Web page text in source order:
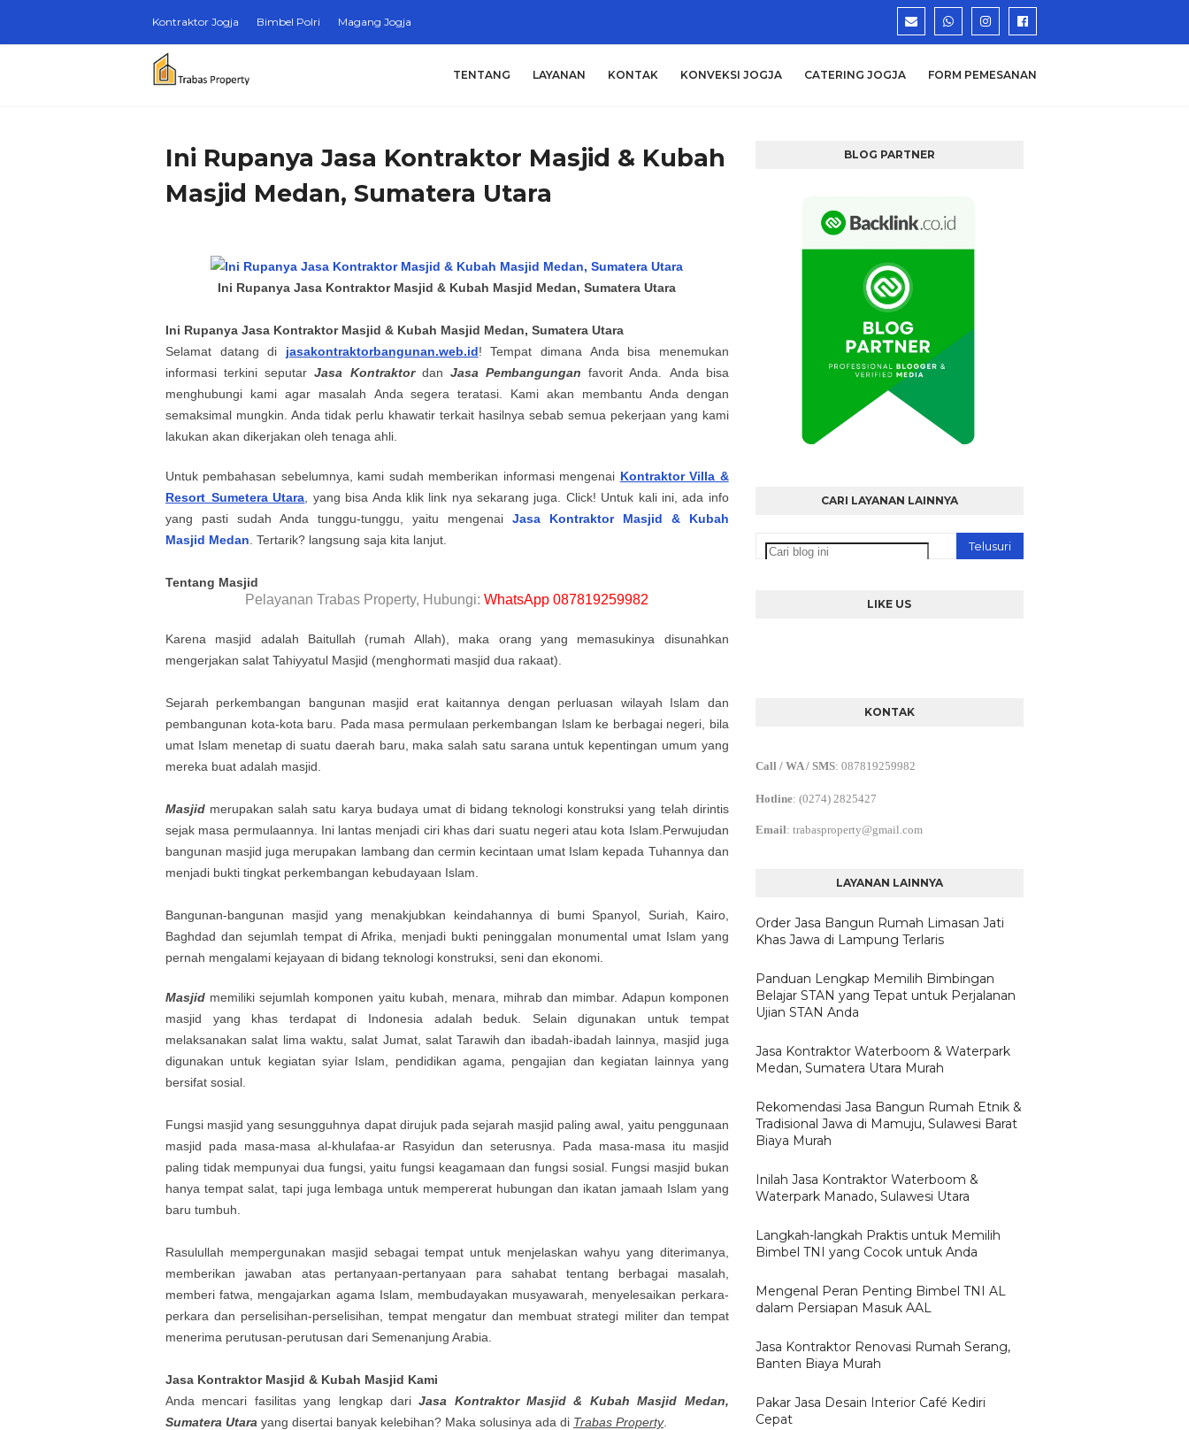
Kontraktor Jogja Bimbel Polri Magang Jogja
TENTANG LAYANAN KONTAK KONVEKSI JOGJA CATERING JOGJA FORM PEMESANAN
Ini Rupanya Jasa Kontraktor Masjid & Kubah
Masjid Medan, Sumatera Utara
Ini Rupanya Jasa Kontraktor Masjid & Kubah Masjid Medan, Sumatera Utara
Ini Rupanya Jasa Kontraktor Masjid & Kubah Masjid Medan, Sumatera Utara
Selamat datangdi jasakontraktorbangunan.web.id! Tempat dimana Anda bisa menemukan
informasi terkini seputarJasa Kontraktor dan Jasa Pembangungan favorit Anda.
Anda bisa
menghubungi kami agar masalah Andasegera teratasi. Kami akan membantu Anda dengan
semaksimal mungkin. Anda tidak perlu khawatir terkait hasilnya sebab semua pekerjaan yang kami
lakukan akan dikerjakan oleh tenaga ahli.
Untuk pembahasan sebelumnya, kami sudah memberikan informasi mengenai Kontraktor Villa &
Resort Sumetera Utara , yang bisa Anda klik link nya sekarang juga. Click! Untuk kali ini, ada info
yang pasti sudah Anda tunggu-tunggu, yaitu mengenai Jasa Kontraktor Masjid & Kubah
Masjid Medan . Tertarik? langsung saja kita lanjut.
Tentang Masjid
Pelayanan Trabas Property, Hubungi:WhatsApp 087819259982
Karena masjid adalah Baitullah (rumah Allah), maka orang yang memasukinya disunahkan
mengerjakan salat Tahiyyatul Masjid (menghormati masjid dua rakaat).
Sejarah perkembangan bangunan masjid erat kaitannya dengan perluasan wilayah Islam dan
pembangunan kota-kota baru. Pada masa permulaan perkembangan Islam ke berbagai negeri, bila
umat Islam menetap di suatu daerah baru, maka salah satu sarana untuk kepentingan umum yang
mereka buat adalah masjid.
Masjid merupakan salah satu karya budaya umat di bidang teknologi konstruksi yang telah dirintis
sejak masa permulaannya. Ini lantas menjadi ciri khas dari suatu negeri atau kota Islam.Perwujudan
bangunan masjid juga merupakan lambang dan cermin kecintaan umat Islam kepada Tuhannya dan
menjadi bukti tingkat perkembangan kebudayaan Islam.
Bangunan-bangunan masjid yang menakjubkan keindahannya di bumi Spanyol, Suriah, Kairo,
Baghdad dan sejumlah tempat di Afrika, menjadi bukti peninggalan monumental umat Islam yang
pernah mengalami kejayaan di bidang teknologi konstruksi, seni dan ekonomi.
Masjid memiliki sejumlah komponen yaitu kubah, menara, mihrab dan mimbar. Adapun komponen
masjid yang khas terdapat di Indonesia adalah beduk. Selain digunakan untuk tempat
melaksanakan salat lima waktu, salat Jumat, salat Tarawih dan ibadah-ibadah lainnya, masjid juga
digunakan untuk kegiatan syiar Islam, pendidikan agama, pengajian dan kegiatan lainnya yang
bersifat sosial.
Fungsi masjid yang sesungguhnya dapat dirujuk pada sejarah masjid paling awal, yaitu penggunaan
masjid pada masa-masa al-khulafaa-ar Rasyidun dan seterusnya. Pada masa-masa itu masjid
paling tidak mempunyai dua fungsi, yaitu fungsi keagamaan dan fungsi sosial. Fungsi masjid bukan
hanya tempat salat, tapi juga lembaga untuk mempererat hubungan dan ikatan jamaah Islam yang
baru tumbuh.
Rasulullah mempergunakan masjid sebagai tempat untuk menjelaskan wahyu yang diterimanya,
memberikan jawaban atas pertanyaan-pertanyaan para sahabat tentang berbagai masalah,
memberi fatwa, mengajarkan agama Islam, membudayakan musyawarah, menyelesaikan perkara-
perkara dan perselisihan-perselisihan, tempat mengatur dan membuat strategi militer dan tempat
menerima perutusan-perutusan dari Semenanjung Arabia.
Jasa Kontraktor Masjid & Kubah Masjid Kami
Anda mencari fasilitas yang lengkap dariJasa Kontraktor Masjid & Kubah Masjid Medan,
Sumatera Utara yang disertai banyak kelebihan? Maka solusinya ada di Trabas Property.
BLOG PARTNER
CARI LAYANAN LAINNYA
LIKE US
KONTAK
Call / WA / SMS: 087819259982
Hotline: (0274) 2825427
Email: trabasproperty@gmail.com
LAYANAN LAINNYA
Order Jasa Bangun Rumah Limasan Jati
Khas Jawa di Lampung Terlaris
Panduan Lengkap Memilih Bimbingan
Belajar STAN yang Tepat untuk Perjalanan
Ujian STAN Anda
Jasa Kontraktor Waterboom & Waterpark
Medan, Sumatera Utara Murah
Rekomendasi Jasa Bangun Rumah Etnik &
Tradisional Jawa di Mamuju, Sulawesi Barat
Biaya Murah
Inilah Jasa Kontraktor Waterboom &
Waterpark Manado, Sulawesi Utara
Langkah-langkah Praktis untuk Memilih
Bimbel TNI yang Cocok untuk Anda
Mengenal Peran Penting Bimbel TNI AL
dalam Persiapan Masuk AAL
Jasa Kontraktor Renovasi Rumah Serang,
Banten Biaya Murah
Pakar Jasa Desain Interior Café Kediri
Cepat